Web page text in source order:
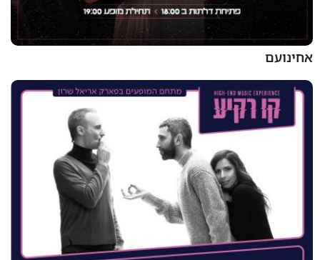
אחינועם